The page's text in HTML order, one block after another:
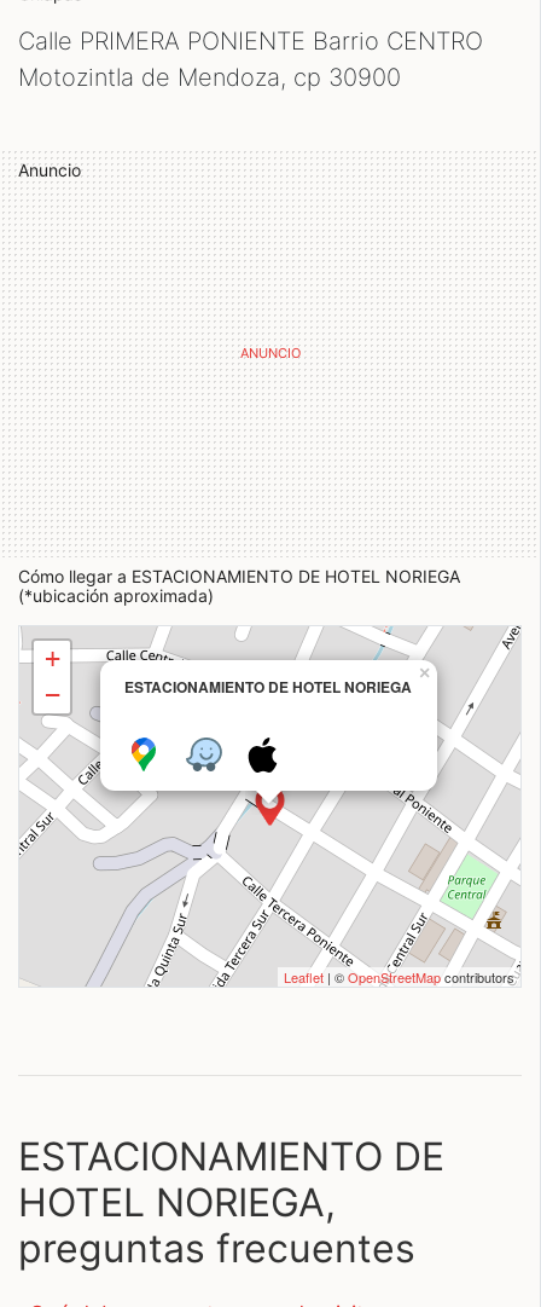
Calle PRIMERA PONIENTE Barrio CENTRO
Motozintla de Mendoza, cp 30900
Anuncio
Cómo llegar a ESTACIONAMIENTO DE HOTEL NORIEGA
(*ubicación aproximada)
ESTACIONAMIENTO DE HOTEL NORIEGA
×
+
−
Leaflet | ©OpenStreetMapcontributors
ESTACIONAMIENTO DE
HOTEL NORIEGA,
preguntas frecuentes